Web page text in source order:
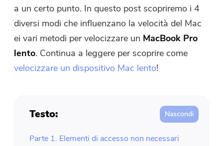
a un certo punto. In questo post scopriremo i 4
diversi modi che influenzano la velocità del Mac
ei vari metodi per velocizzare un MacBook Pro
lento. Continua a leggere per scoprire come
velocizzare un dispositivo Mac lento!
Testo:
Parte 1. Elementi di accesso non necessari